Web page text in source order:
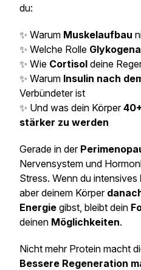
du:
✨ Warum Muskelaufbau
✨ Welche Rolle
✨ Wie Cortisol deine
✨ Warum Insulin nach
Verbündeter ist
✨ Und was dein Körper40+
stärker zu werden
Gerade in der
Nervensystem und
Stress. Wenn du intensives
aber deinem Körper
Energie gibst, bleibt dein
deinen Möglichkeiten.
Nicht mehr Protein macht
Bessere Regeneration